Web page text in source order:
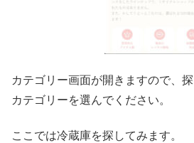
カテゴリー画面が開きますので、
カテゴリーを選んでください。
ここでは冷蔵庫を探してみます。